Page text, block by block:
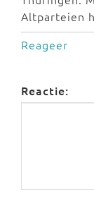
Altparteien
Reageer
Reactie: